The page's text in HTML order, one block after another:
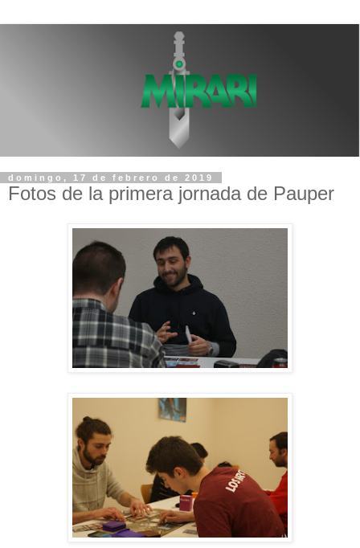
domingo, 17 de febrero de 2019
Fotos de la primera jornada de Pauper